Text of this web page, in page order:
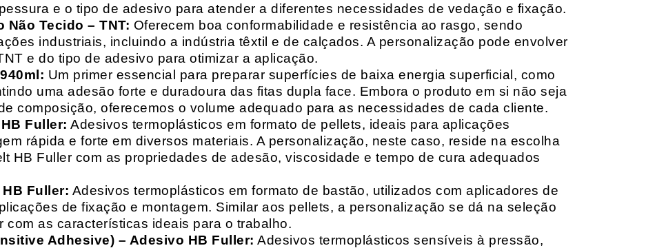
e o tipo de adesivo para atender a diferentes necessidades de vedação e fixação.
Não Tecido – TNT: Oferecem boa conformabilidade e resistência ao rasgo, sendo
industriais, incluindo a indústria têxtil e de calçados. A personalização pode envolver
e do tipo de adesivo para otimizar a aplicação.
Um primer essencial para preparar superfícies de baixa energia superficial, como
uma adesão forte e duradoura das fitas dupla face. Embora o produto em si não seja
composição, oferecemos o volume adequado para as necessidades de cada cliente.
Fuller: Adesivos termoplásticos em formato de pellets, ideais para aplicações
rápida e forte em diversos materiais. A personalização, neste caso, reside na escolha
HB Fuller com as propriedades de adesão, viscosidade e tempo de cura adequados
Fuller: Adesivos termoplásticos em formato de bastão, utilizados com aplicadores de
de fixação e montagem. Similar aos pellets, a personalização se dá na seleção
com as características ideais para o trabalho.
Adhesive) – Adesivo HB Fuller: Adesivos termoplásticos sensíveis à pressão,